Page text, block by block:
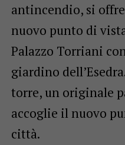
antincendio, si
nuovo punto di
Palazzo Torriani
giardino
torre, un originale
accoglie il nuovo
città.